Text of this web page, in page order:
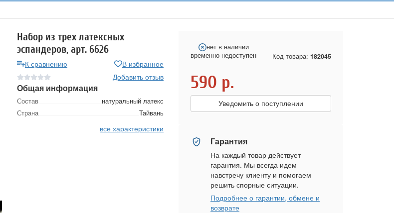
Набор из трех латексных
эспандеров, арт. 6626
К сравнению
В избранное
Добавить отзыв
Общая информация
Состав
натуральный латекс
Страна
Тайвань
все характеристики
нет в наличии
временно недоступен
Код товара: 182045
590 р.
Уведомить о поступлении
Гарантия
На каждый товар действует
гарантия. Мы всегда идем
навстречу клиенту и помогаем
решить спорные ситуации.
Подробнее о гарантии, обмене и
возврате